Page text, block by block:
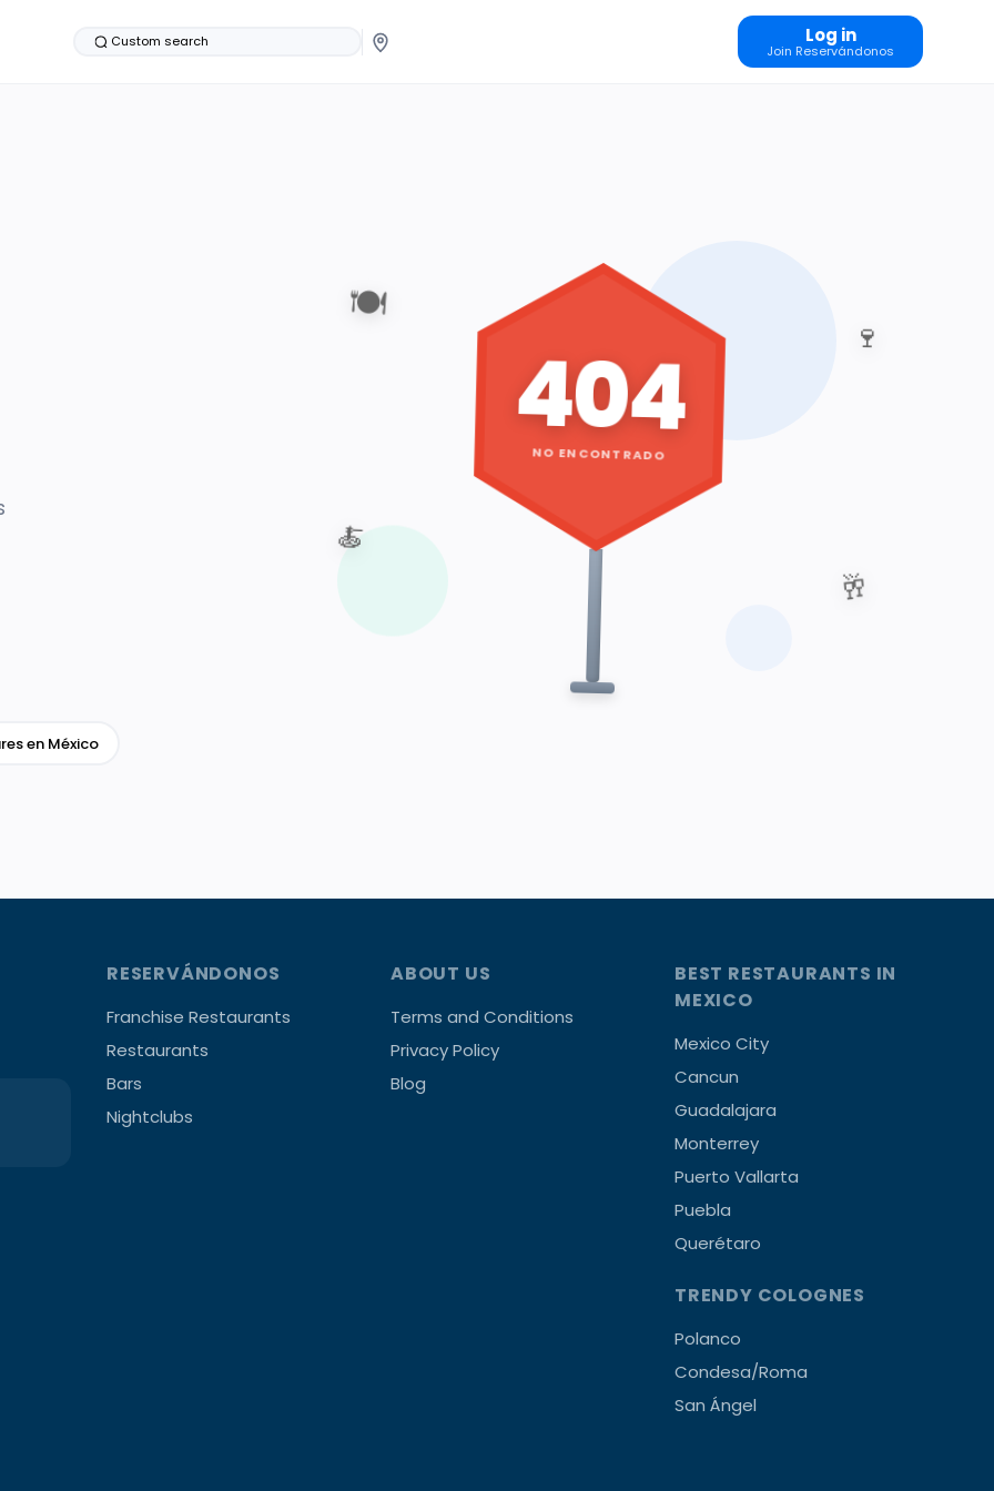
Custom search Log in
Join Reservándonos
en México
🍽️
🍷
🥂
🍝
404
NO ENCONTRADO
RESERVÁNDONOS
Franchise Restaurants
Restaurants
Bars
Nightclubs
ABOUT US
Terms and Conditions
Privacy Policy
Blog
BEST RESTAURANTS IN
MEXICO
Mexico City
Cancun
Guadalajara
Monterrey
Puerto Vallarta
Puebla
Querétaro
TRENDY COLOGNES
Polanco
Condesa/Roma
San Ángel